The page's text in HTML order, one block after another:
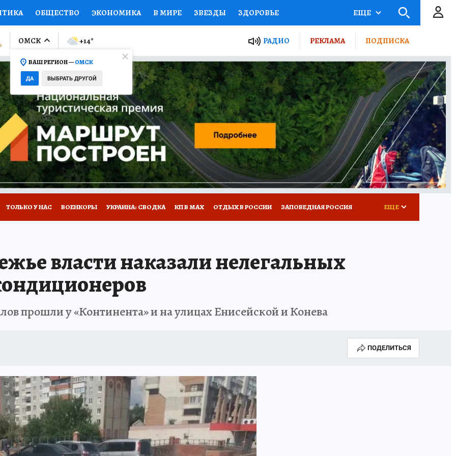
ОБЩЕСТВО ЭКОНОМИКА В МИРЕ ЗВЕЗДЫ ЗДОРОВЬЕ
ПРОИСШЕСТВИЯ НАЦИОНАЛЬНЫЕ ПРОЕКТЫ РОССИИ
ОТКРЫВАЕМ МИР СЕМЬЯ ЖЕНСКИЕ СЕКРЕТЫ ПУТЕВОДИТЕЛЬ
ПРОМОКОДЫ СЕРИАЛЫ СПЕЦПРОЕКТЫ ДЕФИЦИТ ЖЕЛЕЗА ТУРИЗМ
КОЛЛЕКЦИИ КОНКУРСЫ РАБОТА У НАС ГИД ПОТРЕБИТЕЛЯ ВСЕ О КП
САЙТЕ
ЕЩЕ
ОМСК
ВАШ РЕГИОН —ОМСК
ДА ВЫБРАТЬ ДРУГОЙ
+14° РАДИО РЕКЛАМА ПОДПИСКА
ТОЛЬКО У НАС ВОЕНКОРЫ УКРАИНА: СВОДКА КП В МАХ ОТДЫХ В РОССИИ ЗАПОВЕДНАЯ РОССИЯ ЕЩЕ
власти наказали нелегальных
прошли у «Континента» и на улицах Енисейской и Конева
ПОДЕЛИТЬСЯ